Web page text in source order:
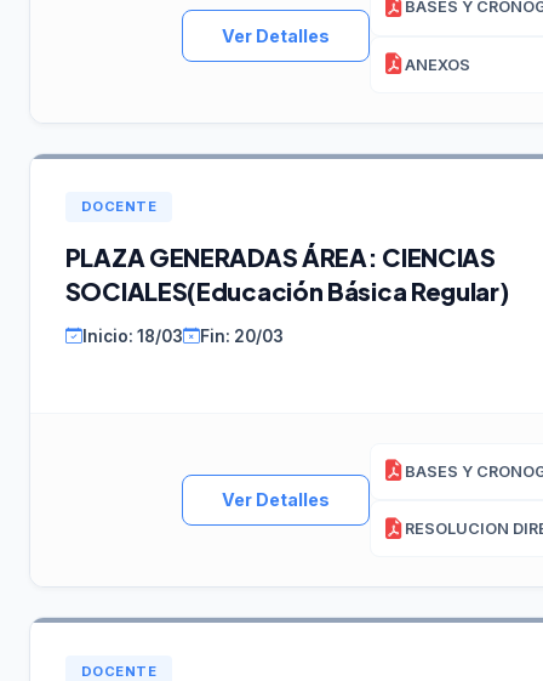
Ver Detalles
ANEXOS
DOCENTE
PLAZA GENERADAS ÁREA: CIENCIAS
SOCIALES(Educación Básica Regular)
Inicio: 18/03 Fin: 20/03
Ver Detalles
DOCENTE